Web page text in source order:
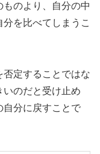
のより、自分の中
を比べてしまうこ
定することではな
いのだと受け止め
自分に戻すことで